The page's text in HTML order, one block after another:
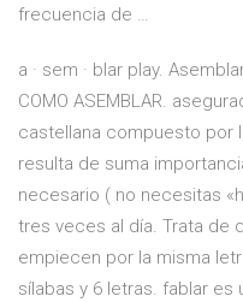
frecuencia de …
a · sem · blar play.
COMO ASEMBLAR.
castellana compuesto por
resulta de suma
necesario ( no necesitas
tres veces al día. Trata de
empiecen por la misma
sílabas y 6 letras. fablar es